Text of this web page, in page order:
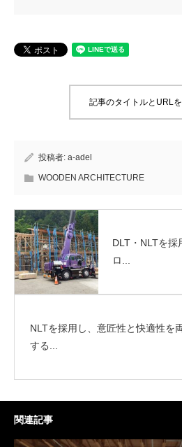
記事のタイトルとURL
投稿者: a-adel
WOODEN ARCHITECTURE
DLT・NLTを採
ロ...
NLTを採用し、意匠性と快適性を
する...
関連記事